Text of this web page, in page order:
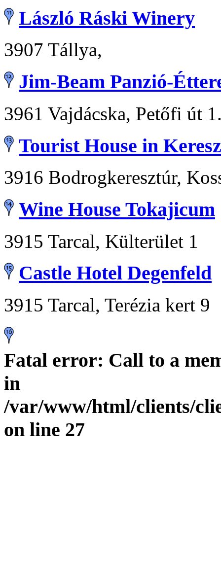
László Ráski Winery
3907 Tállya,
Jim-Beam Panzió-
3961 Vajdácska, Petőfi út
Tourist House in
3916 Bodrogkeresztúr,
Wine House Tokajicum
3915 Tarcal, Külterület 1
Castle Hotel Degenfeld
3915 Tarcal, Terézia kert 9
Fatal error: Call to a
in
/var/www/html/clients/
on line 27